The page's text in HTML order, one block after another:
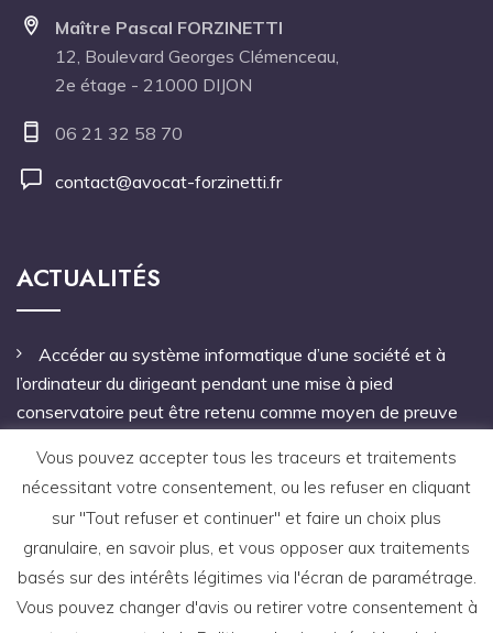
Maître Pascal FORZINETTI
12, Boulevard Georges Clémenceau,
2e étage - 21000 DIJON
06 21 32 58 70
contact@avocat-forzinetti.fr
ACTUALITÉS
Accéder au système informatique d’une société et à
l’ordinateur du dirigeant pendant une mise à pied
conservatoire peut être retenu comme moyen de preuve
Pas de mandat à une personne étrangère à l’entreprise
pour notifier le licenciement
Une faute grave antérieure à un arrêt de travail autorise
le licenciement du salarié
Vous pouvez accepter tous les traceurs et traitements
nécessitant votre consentement, ou les refuser en cliquant
sur "Tout refuser et continuer" et faire un choix plus
granulaire, en savoir plus, et vous opposer aux traitements
basés sur des intérêts légitimes via l'écran de paramétrage.
Vous pouvez changer d'avis ou retirer votre consentement à